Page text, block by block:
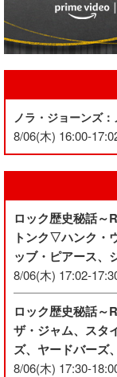
ノラ・ジョーンズ
8/06(木) 16:00-
ロック歴史秘話～
トンク▽ハンク・
ッブ・ピアース、
8/06(木) 17:02-
ロック歴史秘話
ザ・ジャム、スタ
ズ、ヤードバーズ
8/06(木) 17:30-